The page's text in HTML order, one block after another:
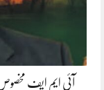
آئی ایم ایف